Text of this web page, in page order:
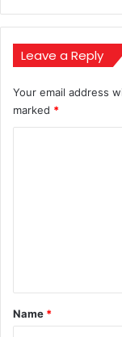
Leave a Reply
Your email address
marked *
*
Name *